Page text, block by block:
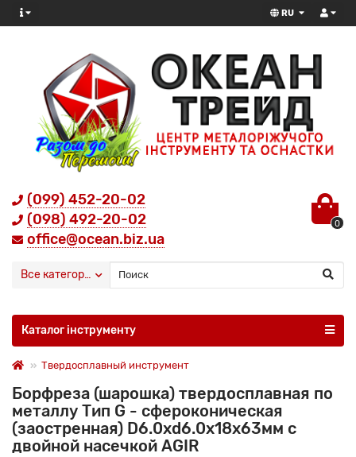
RU
(099) 452-20-02
(098) 492-20-02
office@ocean.biz.ua
0
Все категории
Каталог інструменту
Твердосплавный инструмент
Борфреза (шарошка) твердосплавная по
металлу Тип G - сфероконическая
(заостренная) D6.0xd6.0x18x63мм c
двойной насечкой AGIR